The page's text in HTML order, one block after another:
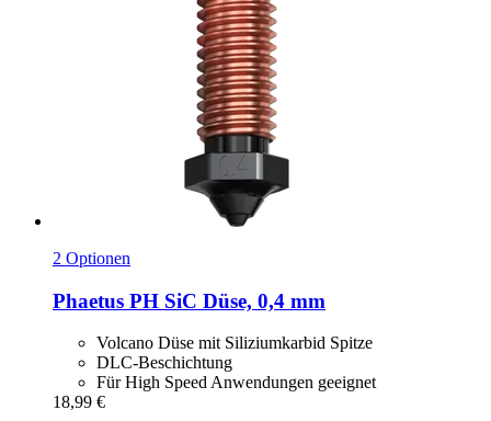
2 Optionen
Phaetus PH SiC Düse, 0,4 mm
Volcano Düse mit Siliziumkarbid Spitze
DLC-Beschichtung
Für High Speed Anwendungen geeignet
18,99 €